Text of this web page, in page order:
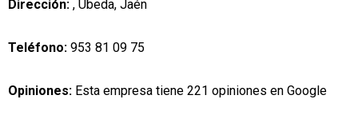
Dirección: , Úbeda, Jaén
Teléfono: 953 81 09 75
Opiniones: Esta empresa tiene 221 opiniones en Google